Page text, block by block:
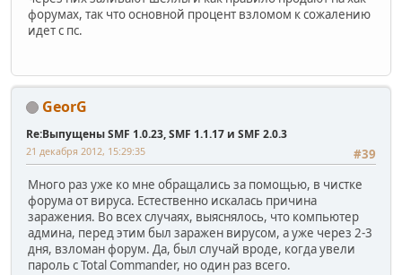
форумах, так что основной процент взломом к сожалению
идет с пс.
GeorG
Re:Выпущены SMF 1.0.23, SMF 1.1.17 и SMF 2.0.3
#39
21 декабря 2012, 15:29:35
Много раз уже ко мне обращались за помощью, в чистке
форума от вируса. Естественно искалась причина
заражения. Во всех случаях, выяснялось, что компьютер
админа, перед этим был заражен вирусом, а уже через 2-3
дня, взломан форум. Да, был случай вроде, когда увели
пароль с Total Commander, но один раз всего.